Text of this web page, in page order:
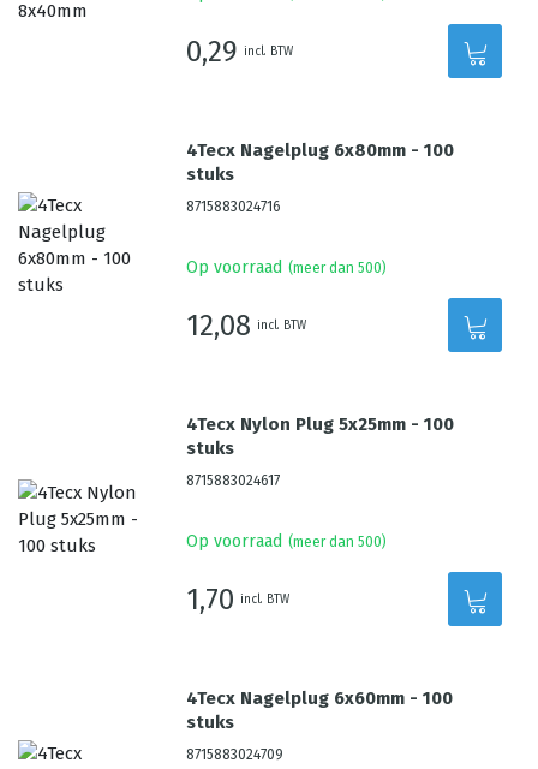
0,29 incl. BTW
4Tecx Nagelplug 6x80mm - 100
stuks
8715883024716
Op voorraad (meer dan 500)
12,08 incl. BTW
4Tecx Nylon Plug 5x25mm - 100
stuks
8715883024617
Op voorraad (meer dan 500)
1,70 incl. BTW
4Tecx Nagelplug 6x60mm - 100
stuks
8715883024709